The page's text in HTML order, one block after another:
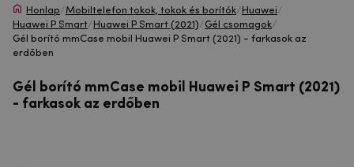
Honlap/Mobiltelefon tokok, tokok és borítók/ Huawei/
Huawei P Smart/ Huawei P Smart (2021)/Gél csomagok/
Gél borító mmCase mobil Huawei P Smart (2021) - farkasok az
erdőben
Gél borító mmCase mobil Huawei P Smart (2021)
- farkasok az erdőben